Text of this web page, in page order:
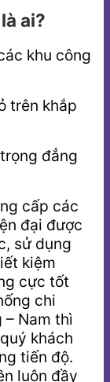
ai?
khu công
trên khắp
đẳng
cấp các
đại được
sử dụng
kiệm
cực tốt
chi
– Nam thì
khách
tiến độ.
luôn đầy